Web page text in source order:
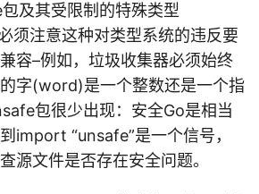
及其受限制的特殊类型
须注意这种对类型系统的违反要
容–例如，垃圾收集器必须始终
字(word)是一个整数还是一个指
包很少出现：安全Go是相当
import “unsafe”是一个信号，
源文件是否存在安全问题。